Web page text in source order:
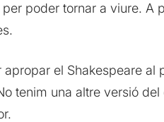
poder tornar a viure. A
el Shakespeare
tenim una altre versió